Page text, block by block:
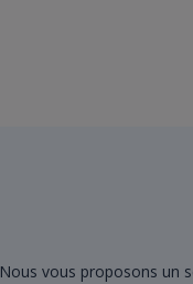
Nous vous proposons un